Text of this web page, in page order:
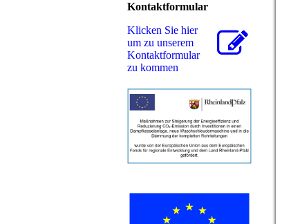
Kontaktformular
Klicken Sie hier
um zu unserem
Kon­takt­for­mu­lar
zu kommen